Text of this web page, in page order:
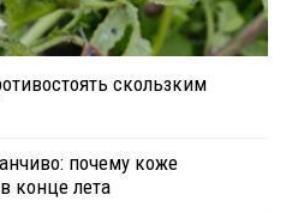
скользким
почему коже
конце лета